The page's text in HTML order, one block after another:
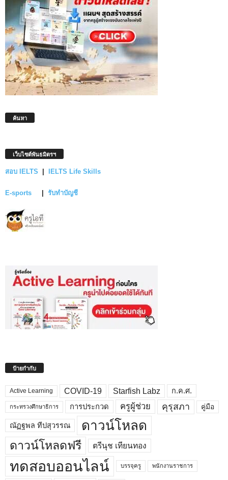
ค้นหา
เว็บไซต์พันธมิตรฯ
สอบ IELTS | IELTS Life Skills
E-sports | รับทำบัญชี
ป้ายกำกับ
Active Learning COVID-19 Starfish Labz ก.ค.ศ.
กระทรวงศึกษาธิการ การประกวด ครูผู้ช่วย คุรุสภา คู่มือ
ณัฏฐพล ทีปสุวรรณ ดาวน์โหลด
ดาวน์โหลดฟรี ตรีนุช เทียนทอง
ทดสอบออนไลน์ บรรจุครู พนักงานราชการ